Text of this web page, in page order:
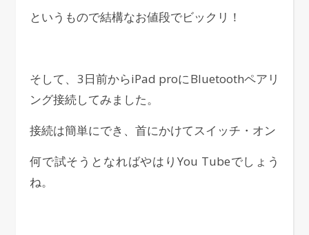
というもので結構なお値段でビックリ！
そして、3日前からiPad proにBluetoothペアリ
ング接続してみました。
接続は簡単にでき、首にかけてスイッチ・オン
何で試そうとなればやはりYou Tubeでしょう
ね。